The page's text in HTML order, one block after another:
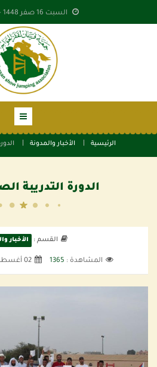
السبت 16 صفر 1448 -
الرئيسية الأخبار والمدونة
الدورة التدريبة
القسم : الأخبار
المشاهدة : 1365 02 أغسطس 2023 - 11:57 ص